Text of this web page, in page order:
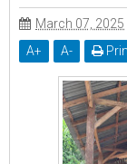
March 07, 2025
A+ A-